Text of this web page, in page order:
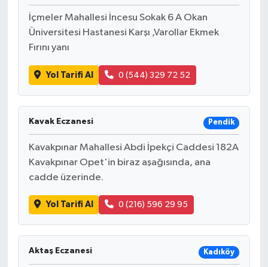
İçmeler Mahallesi İncesu Sokak 6 A Okan
Üniversitesi Hastanesi Karşı ,Varollar Ekmek
Fırını yanı
Yol Tarifi Al 0 (544) 329 72 52
Kavak Eczanesi Pendik
Kavakpınar Mahallesi Abdi İpekçi Caddesi 182A
Kavakpınar Opet'in biraz aşağısında, ana
cadde üzerinde.
Yol Tarifi Al 0 (216) 596 29 95
Aktaş Eczanesi Kadıköy